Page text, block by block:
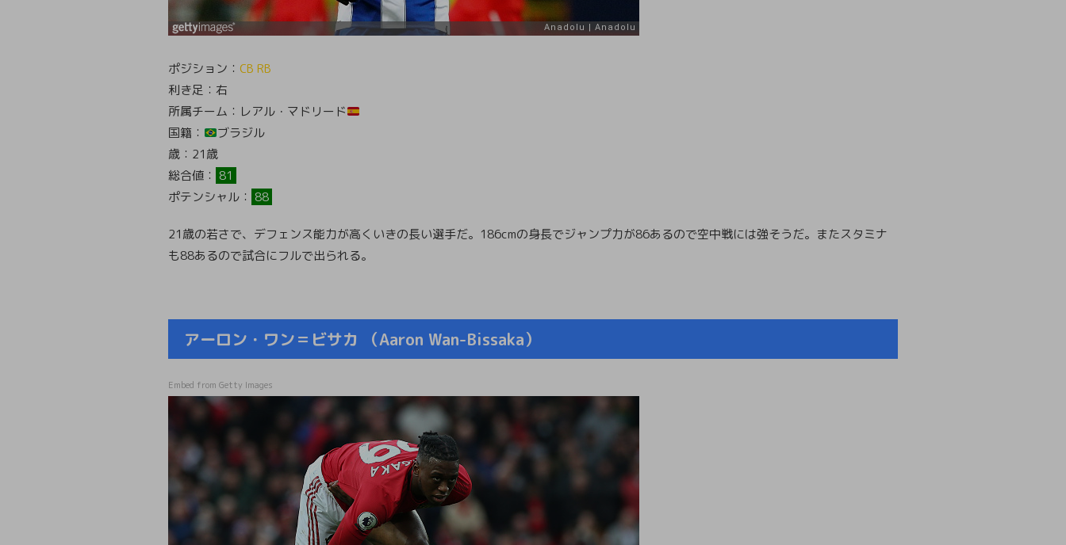
ポジション： CB RB
利き足：右
所属チーム：レアル・マドリード
国籍：
ブラジル
歳：21歳
総合値： 81
ポテンシャル： 88
21歳の若さで、デフェンス能力が高くいきの長い選手だ。186cmの身長でジャンプ力が86あるので空中戦には強そうだ。またスタミナ
も88あるので試合にフルで出られる。
アーロン・ワン＝ビサカ （Aaron Wan-Bissaka）
Embed from Getty Images